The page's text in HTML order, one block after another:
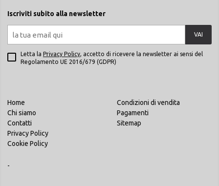
Iscriviti subito alla newsletter
VAI
Letta la Privacy Policy, accetto di ricevere la newsletter ai sensi del
Regolamento UE 2016/679 (GDPR)
Home
Chi siamo
Contatti
Privacy Policy
Cookie Policy
Condizioni di vendita
Pagamenti
Sitemap
-